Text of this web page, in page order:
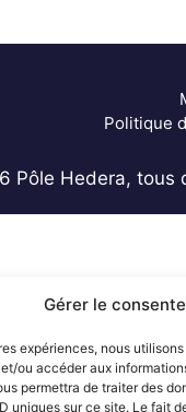
Gérer le
expériences, nous
ou accéder aux
permettra de traiter des
uniques sur ce site. Le fait
Politique
Pôle Hedera, tous